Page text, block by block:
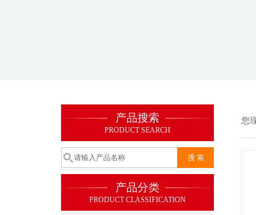
产品搜索
PRODUCT SEARCH
产品分类
PRODUCT CLASSIFICATION
您